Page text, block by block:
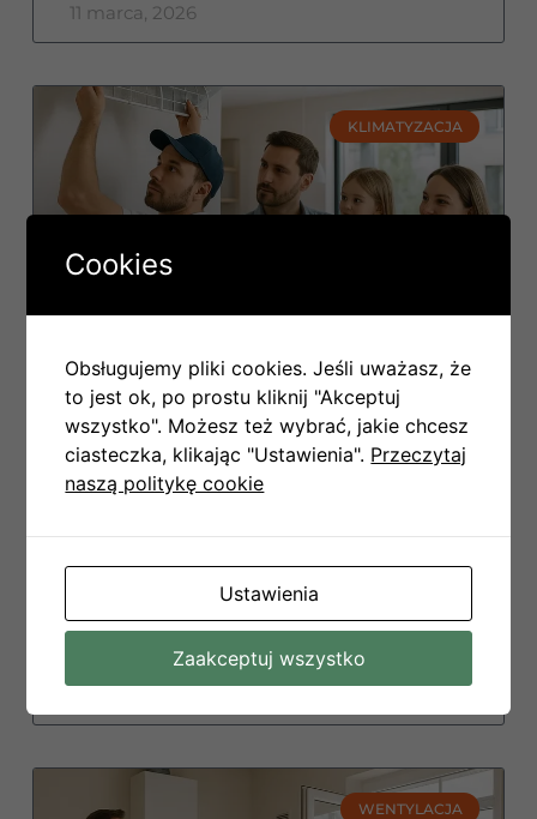
11 marca, 2026
KLIMATYZACJA
Serwis klimatyzacji raz w roku
czy tylko gdy coś się zepsuje?
Serwis klimatyzacji raz w roku czy dopiero przy
awarii? Sprawdź, co obejmuje przegląd, ile
WENTYLACJA
Cookies
Obsługujemy pliki cookies. Jeśli uważasz, że
to jest ok, po prostu kliknij "Akceptuj
wszystko". Możesz też wybrać, jakie chcesz
ciasteczka, klikając "Ustawienia". Przeczytaj
naszą politykę cookie
Ustawienia
Zaakceptuj wszystko